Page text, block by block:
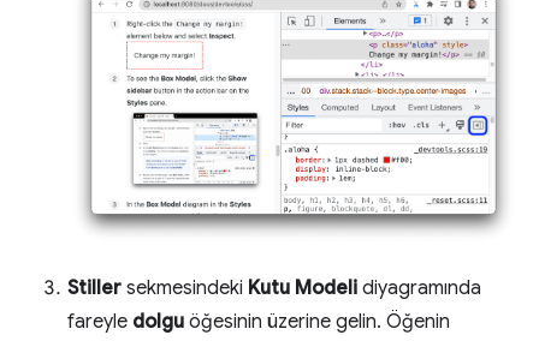
Stiller sekmesindeki Kutu Modeli diyagramında
fareyle dolgu öğesinin üzerine gelin. Öğenin